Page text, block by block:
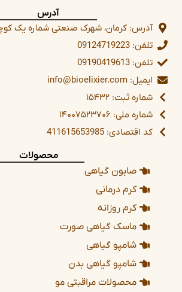
آدرس
آدرس: کرمان، شهرک صنعتی شماره یک کوچه
تلفن: 09124719223
تلفن: 09190419613
ایمیل: info@bioelixier.com
شماره ثبت: ۱۵۴۳۲
شماره ملی: ۱۴۰۰۷۵۲۳۷۰۶
کد اقتصادی: 411615653985
محصولات
صابون گیاهی
کرم درمانی
کرم روزانه
ماسک گیاهی صورت
شامپو گیاهی
شامپو گیاهی بدن
محصولات مراقبتی مو